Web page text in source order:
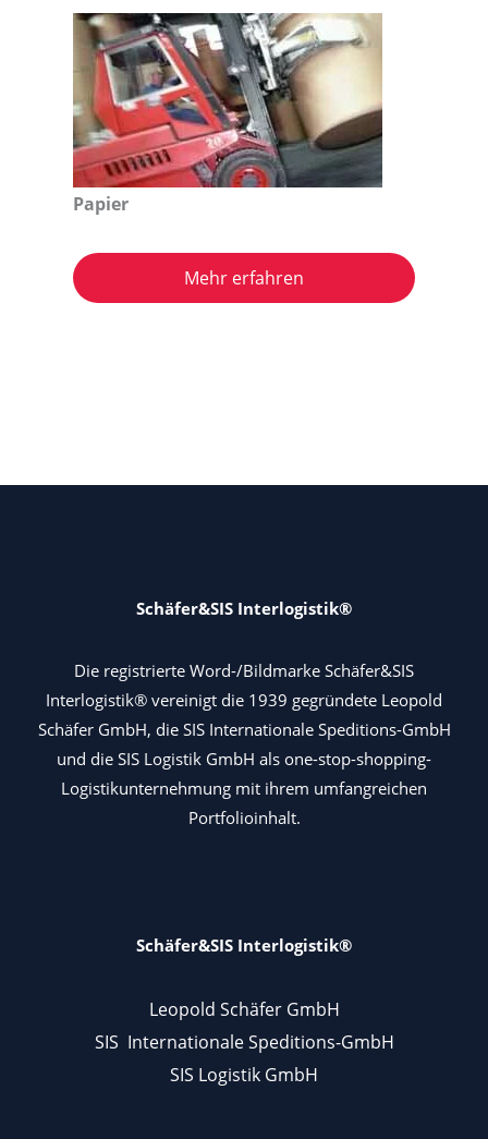
Papier
Mehr erfahren
Schäfer&SIS Interlogistik®
Die registrierte Word-/Bildmarke Schäfer&SIS
Interlogistik® vereinigt die 1939 gegründete Leopold
Schäfer GmbH, die SIS Internationale Speditions-GmbH
und die SIS Logistik GmbH als one-stop-shopping-
Logistikunternehmung mit ihrem umfangreichen
Portfolioinhalt.
Schäfer&SIS Interlogistik®
Leopold Schäfer GmbH
SIS Internationale Speditions-GmbH
SIS Logistik GmbH